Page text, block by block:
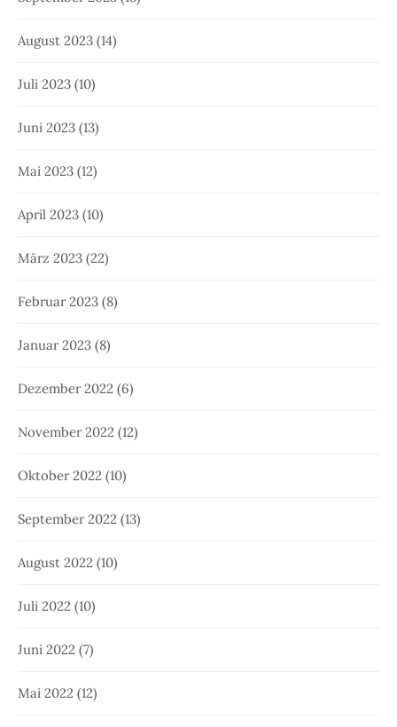
August 2023 (14)
Juli 2023 (10)
Juni 2023 (13)
Mai 2023 (12)
April 2023 (10)
März 2023 (22)
Februar 2023 (8)
Januar 2023 (8)
Dezember 2022 (6)
November 2022 (12)
Oktober 2022 (10)
September 2022 (13)
August 2022 (10)
Juli 2022 (10)
Juni 2022 (7)
Mai 2022 (12)